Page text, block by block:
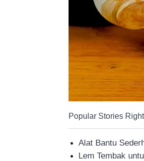
Popular Stories
Alat Bantu
Lem Tembak